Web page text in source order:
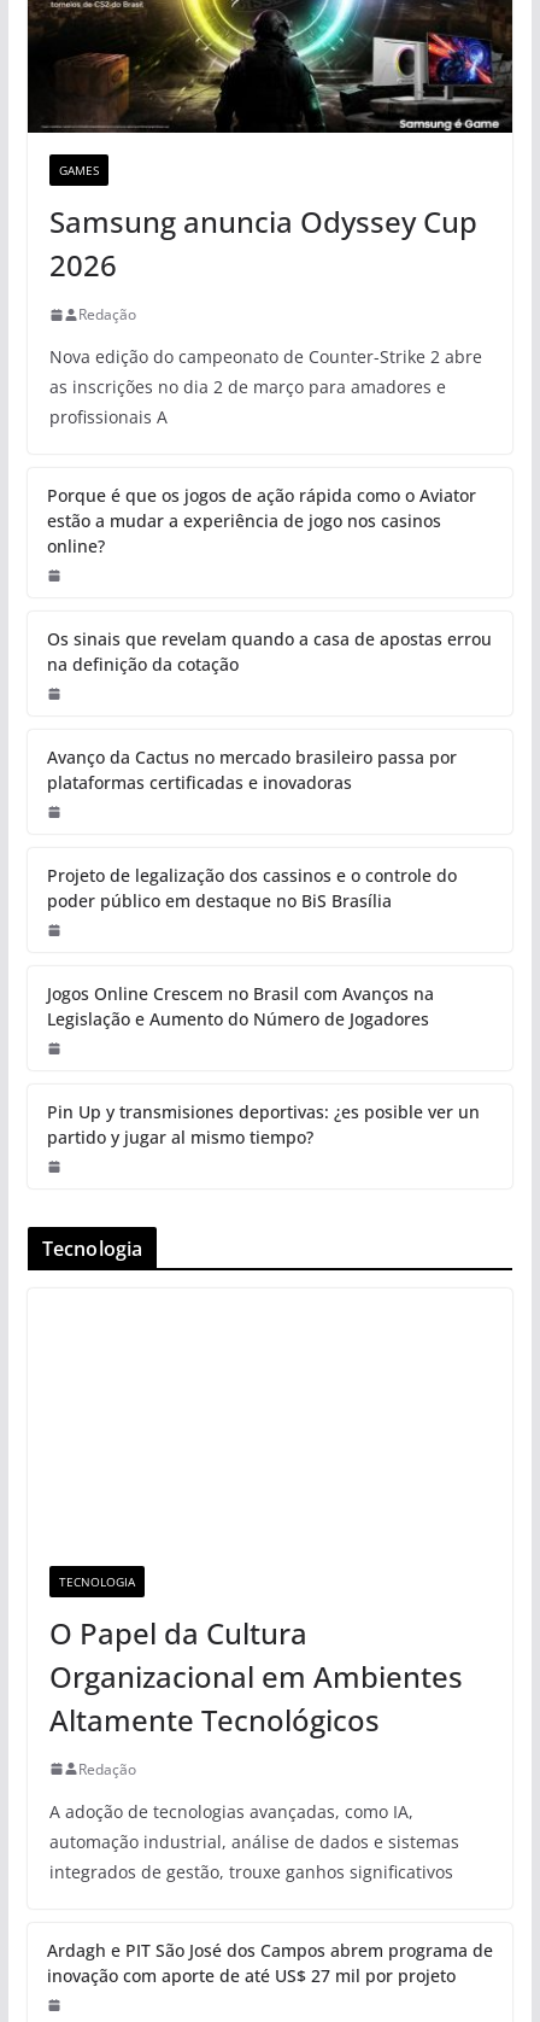
GAMES
Samsung anuncia Odyssey Cup
2026
Redação
Nova edição do campeonato de Counter-Strike 2 abre
as inscrições no dia 2 de março para amadores e
profissionais A
Porque é que os jogos de ação rápida como o Aviator
estão a mudar a experiência de jogo nos casinos
online?
Os sinais que revelam quando a casa de apostas errou
na definição da cotação
Avanço da Cactus no mercado brasileiro passa por
plataformas certificadas e inovadoras
Projeto de legalização dos cassinos e o controle do
poder público em destaque no BiS Brasília
Jogos Online Crescem no Brasil com Avanços na
Legislação e Aumento do Número de Jogadores
Pin Up y transmisiones deportivas: ¿es posible ver un
partido y jugar al mismo tiempo?
Tecnologia
TECNOLOGIA
O Papel da Cultura
Organizacional em Ambientes
Altamente Tecnológicos
Redação
A adoção de tecnologias avançadas, como IA,
automação industrial, análise de dados e sistemas
integrados de gestão, trouxe ganhos significativos
Ardagh e PIT São José dos Campos abrem programa de
inovação com aporte de até US$ 27 mil por projeto